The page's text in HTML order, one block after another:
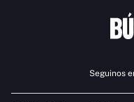
Seguinos